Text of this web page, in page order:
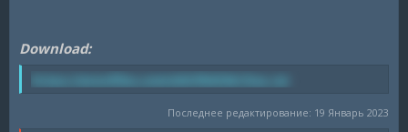
Download:
Последнее редактирование: 19 Январь 2023